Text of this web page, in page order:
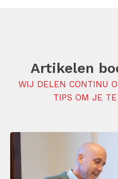
Artikelen
WIJ DELEN CONTINU
TIPS OM JE